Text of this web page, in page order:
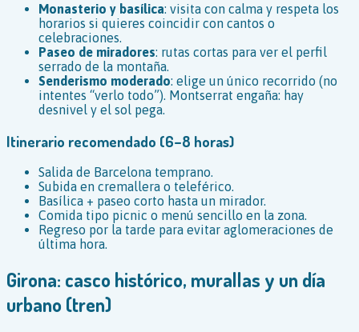
Monasterio y basílica: visita con calma y respeta los
horarios si quieres coincidir con cantos o
celebraciones.
Paseo de miradores: rutas cortas para ver el perfil
serrado de la montaña.
Senderismo moderado: elige un único recorrido (no
intentes “verlo todo”). Montserrat engaña: hay
desnivel y el sol pega.
Itinerario recomendado (6–8 horas)
Salida de Barcelona temprano.
Subida en cremallera o teleférico.
Basílica + paseo corto hasta un mirador.
Comida tipo picnic o menú sencillo en la zona.
Regreso por la tarde para evitar aglomeraciones de
última hora.
Girona: casco histórico, murallas y un día
urbano (tren)